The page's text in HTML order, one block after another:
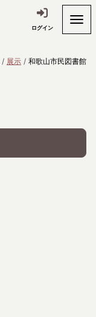
ログイン
展示 和歌山市民図書館